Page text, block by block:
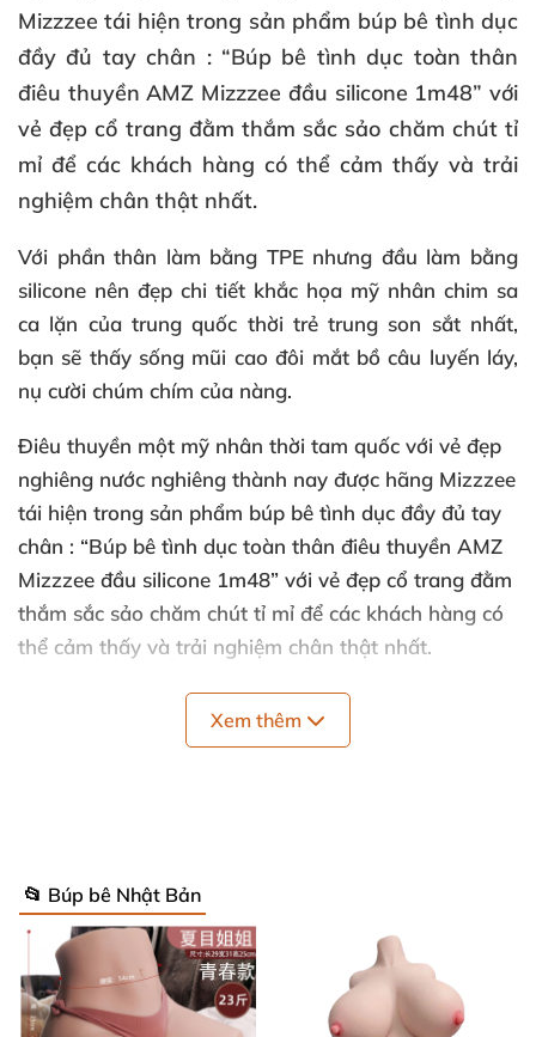
Mizzzee tái hiện trong sản phẩm búp bê tình dục
đầy đủ tay chân : “Búp bê tình dục toàn thân
điêu thuyền AMZ Mizzzee đầu silicone 1m48” với
vẻ đẹp cổ trang đằm thắm sắc sảo chăm chút tỉ
mỉ để các khách hàng có thể cảm thấy và trải
nghiệm chân thật nhất.
Với phần thân làm bằng TPE nhưng đầu làm bằng
silicone nên đẹp chi tiết khắc họa mỹ nhân chim sa
ca lặn của trung quốc thời trẻ trung son sắt nhất,
bạn sẽ thấy sống mũi cao đôi mắt bồ câu luyến láy,
nụ cười chúm chím của nàng.
Điêu thuyền một mỹ nhân thời tam quốc với vẻ đẹp
nghiêng nước nghiêng thành nay được hãng Mizzzee
tái hiện trong sản phẩm búp bê tình dục đầy đủ tay
chân : “Búp bê tình dục toàn thân điêu thuyền AMZ
Mizzzee đầu silicone 1m48” với vẻ đẹp cổ trang đằm
thắm sắc sảo chăm chút tỉ mỉ để các khách hàng có
thể cảm thấy và trải nghiệm chân thật nhất.
Với phần thân làm bằng TPE nhưng đầu làm bằng
silicone nên đẹp chi tiết khắc họa mỹ nhân chim sa
Khuôn trăng đầy đặn nét ngài nở nang, nàng điều
thuyền này có thân hình vô cùng mỹ lệ với bộ ngực
to nảy nở thắt đáy lưng ong, làn da trắng sứ đôi
chân thon dài đúng chuẩn thiếu nữ ngày xưa.
Xem thêm
📂 Búp bê Nhật Bản